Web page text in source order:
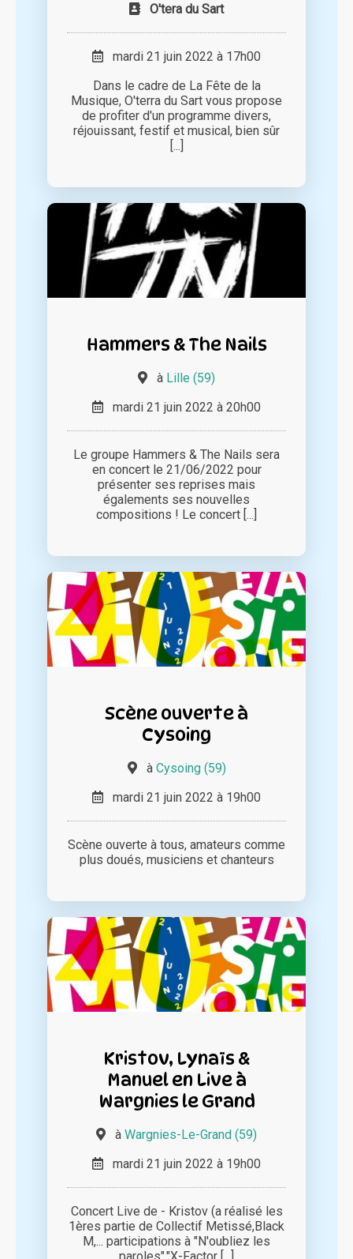
O'tera du Sart
mardi 21 juin 2022 à 17h00
Dans le cadre de La Fête de la
Musique, O'terra du Sart vous propose
de profiter d'un programme divers,
réjouissant, festif et musical, bien sûr
[...]
Hammers & The Nails
à Lille (59)
mardi 21 juin 2022 à 20h00
Le groupe Hammers & The Nails sera
en concert le 21/06/2022 pour
présenter ses reprises mais
égalements ses nouvelles
compositions ! Le concert [...]
Scène ouverte à
Cysoing
à Cysoing (59)
mardi 21 juin 2022 à 19h00
Scène ouverte à tous, amateurs comme
plus doués, musiciens et chanteurs
Kristov, Lynaïs &
Manuel en Live à
Wargnies le Grand
à Wargnies-Le-Grand (59)
mardi 21 juin 2022 à 19h00
Concert Live de - Kristov (a réalisé les
1ères partie de Collectif Metissé,Black
M,... participations à "N'oubliez les